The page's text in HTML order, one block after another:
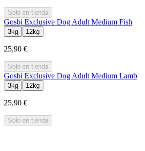
Solo en tienda
Gosbi Exclusive Dog Adult Medium Fish
3kg 12kg
25,90 €
Solo en tienda
Gosbi Exclusive Dog Adult Medium Lamb
3kg 12kg
25,90 €
Solo en tienda